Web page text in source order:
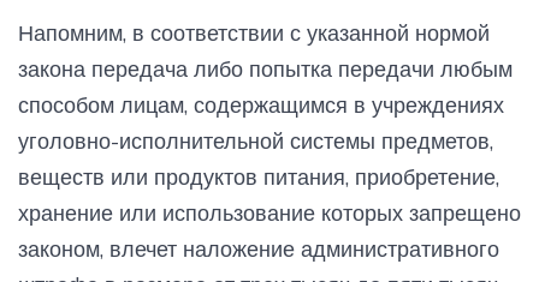
Напомним, в соответствии с указанной нормой
закона передача либо попытка передачи любым
способом лицам, содержащимся в учреждениях
уголовно-исполнительной системы предметов,
веществ или продуктов питания, приобретение,
хранение или использование которых запрещено
законом, влечет наложение административного